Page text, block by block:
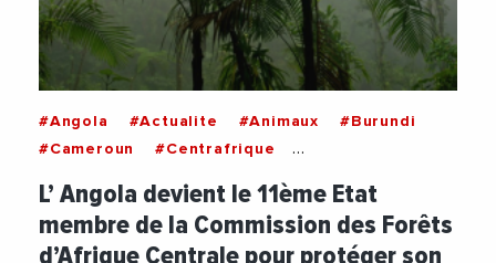
#Angola #Actualite #Animaux
#Burundi
#Cameroun
#Centrafrique
#Decideurs
#Faune
#Gabon
#Guineeequatoriale
#PIB
L’ Angola devient le 11ème Etat
membre de la Commission des Forêts
d’Afrique Centrale pour protéger son